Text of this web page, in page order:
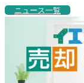
ニュース一覧